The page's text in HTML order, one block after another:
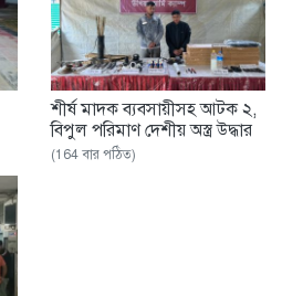
শীর্ষ মাদক ব্যবসায়ীসহ আটক ২,
বিপুল পরিমাণ দেশীয় অস্ত্র উদ্ধার
(164 বার পঠিত)